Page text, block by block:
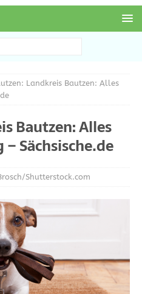
Landkreis Bautzen: Alles
Bautzen: Alles
Sächsische.de
Shutterstock.com